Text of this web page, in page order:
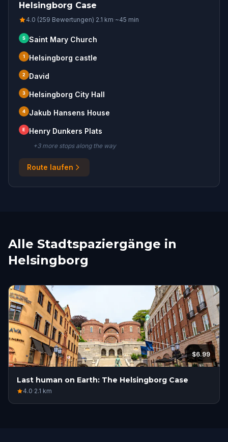
Helsingborg Case
4.0 (259 Bewertungen)·2.1 km·~45 min
S Saint Mary Church
1 Helsingborg castle
2 David
3 Helsingborg City Hall
4 Jakub Hansens House
E Henry Dunkers Plats
+3more stopsalong the way
Route laufen
Alle Stadtspaziergänge in
Helsingborg
$6.99
Last human on Earth: The Helsingborg Case
4.0·2.1 km